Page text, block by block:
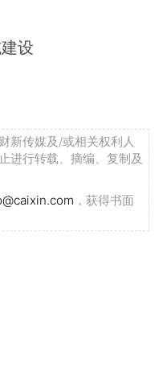
设
新传媒及/或相关权利人
进行转载、摘编、复制及
，获得书面